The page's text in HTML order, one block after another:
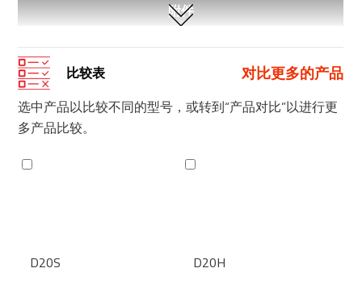
附件
比较表 对比更多的产品
选中产品以比较不同的型号，或转到“产品对比”以进行更
多产品比较。
D20S D20H